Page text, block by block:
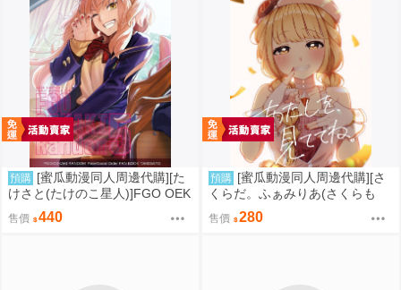
預購 [蜜瓜動漫同人周邊代購][た
けさと(たけのこ星人)]FGO OEK
AKI Random5(FGO)(同人誌)
售價 440
預購 [蜜瓜動漫同人周邊代購][さ
くらだ。ふぁみりあ(さくらも
ち)]あたしを、見ててね。(學園
偶像大師)(同人誌)
售價 280